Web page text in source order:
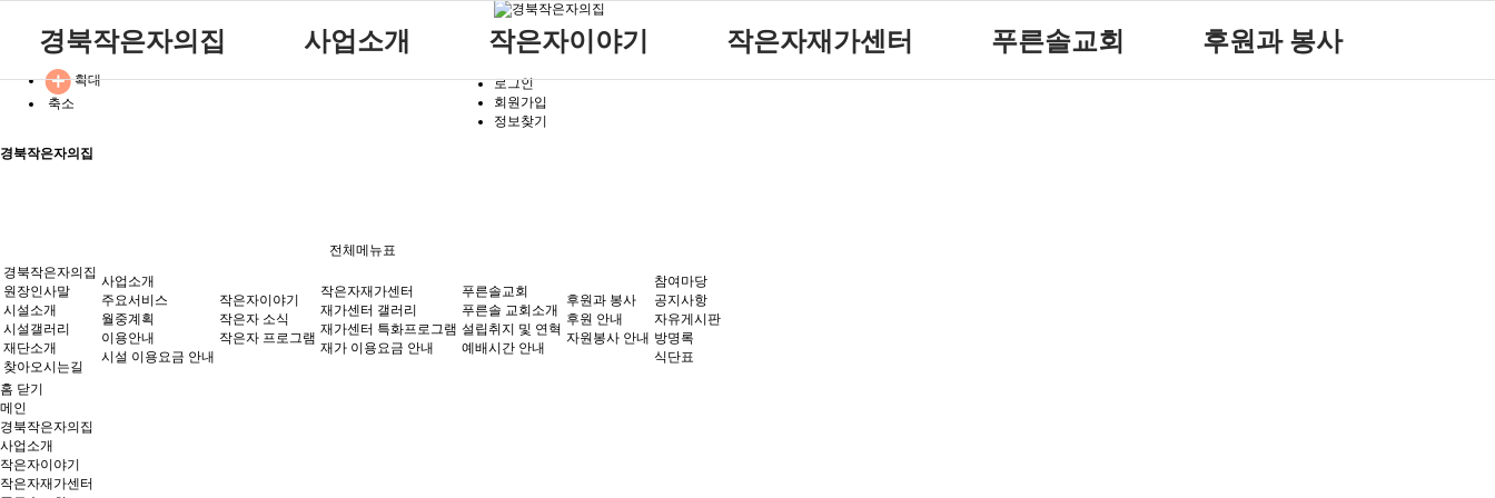
확대
축소
로그인
회원가입
정보찾기
경북작은자의집
경북작은자의집
원장인사말
사업소개 작은자이야기
작은자 소식
작은자 프로그램
작은자재가센터 푸른솔교회 후원과 봉사
참여마당
공지사항
전체메뉴표
경북작은자의집
원장인사말
시설소개
시설갤러리
재단소개
찾아오시는길
사업소개
주요서비스
월중계획
이용안내
시설 이용요금 안내
작은자이야기
작은자 소식
작은자 프로그램
작은자재가센터
재가센터 갤러리
재가센터 특화프로그램
재가 이용요금 안내
푸른솔교회
푸른솔 교회소개
설립취지 및 연혁
예배시간 안내
후원과 봉사
후원 안내
자원봉사 안내
참여마당
공지사항
자유게시판
방명록
식단표
홈 닫기
메인
경북작은자의집
사업소개
작은자이야기
작은자재가센터